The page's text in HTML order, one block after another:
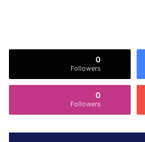
0
Followers
0
Followers